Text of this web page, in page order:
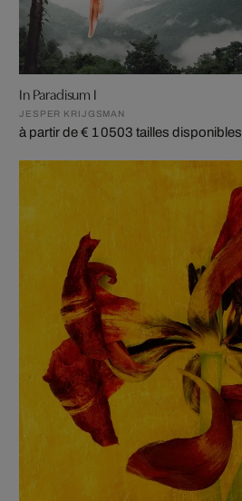
In Paradisum I
JESPER KRIJGSMAN
à partir de € 1 0503 tailles disponibles